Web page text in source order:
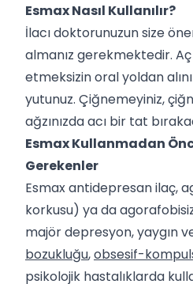
Esmax Nasıl Kullanılır?
İlacı doktorunuzun size
almanız gerekmektedir.
etmeksizin oral yoldan
yutunuz. Çiğnemeyiniz,
ağzınızda acı bir tat
Esmax Kullanmadan
Gerekenler
Esmax antidepresan ilaç,
korkusu) ya da
majör depresyon, yaygın
bozukluğu,obsesif-
psikolojik hastalıklarda